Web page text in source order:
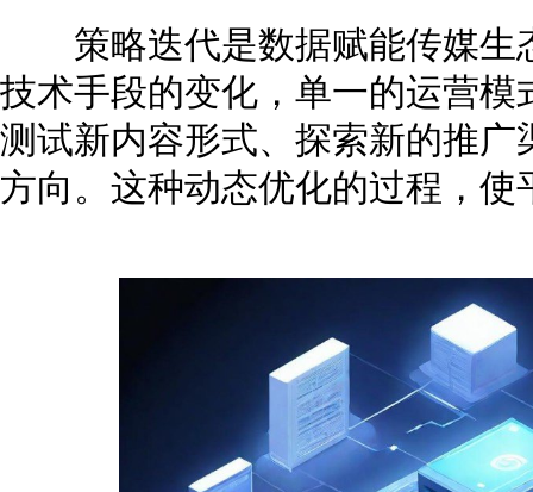
策略迭代是数据赋能传媒生
技术手段的变化，单一的运营
测试新内容形式、探索新的推
方向。这种动态优化的过程，